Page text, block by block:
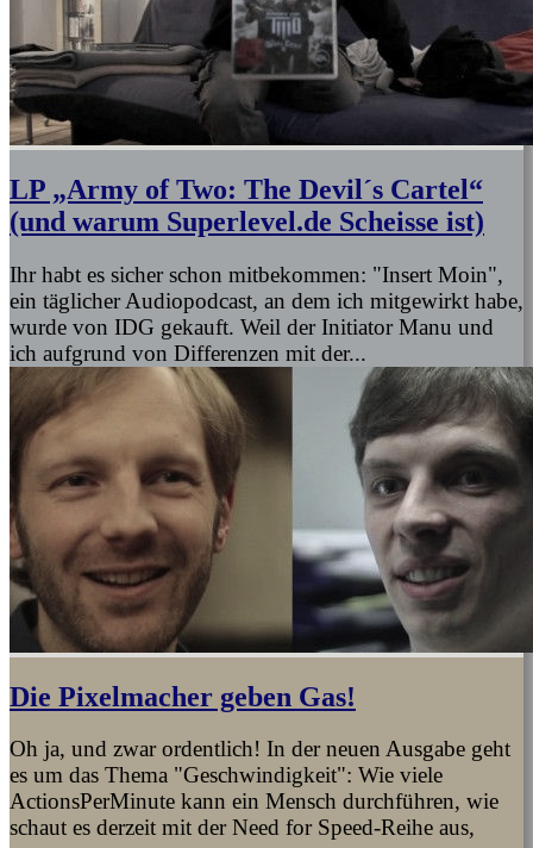
LP „Army of Two: The Devil´s Cartel“
(und warum Superlevel.de Scheisse ist)
Ihr habt es sicher schon mitbekommen: "Insert Moin",
ein täglicher Audiopodcast, an dem ich mitgewirkt habe,
wurde von IDG gekauft. Weil der Initiator Manu und
ich aufgrund von Differenzen mit der...
Die Pixelmacher geben Gas!
Oh ja, und zwar ordentlich! In der neuen Ausgabe geht
es um das Thema "Geschwindigkeit": Wie viele
ActionsPerMinute kann ein Mensch durchführen, wie
schaut es derzeit mit der Need for Speed-Reihe aus,